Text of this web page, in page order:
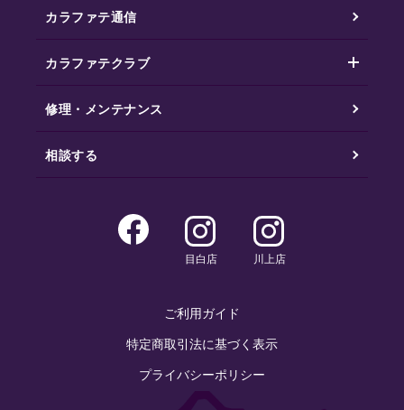
カラファテ通信
カラファテクラブ
修理・メンテナンス
相談する
目白店 川上店
ご利用ガイド
特定商取引法に基づく表示
プライバシーポリシー